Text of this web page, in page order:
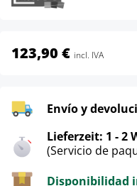
123,90 € incl. IVA
Envío y
Lieferzeit: 1 - 2
(Servicio de
Disponibilidad